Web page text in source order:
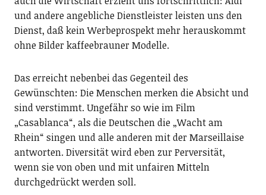
und andere angebliche Dienstleister leisten uns den
Dienst, daß kein Werbeprospekt mehr herauskommt
ohne Bilder kaffeebrauner Modelle.
Das erreicht nebenbei das Gegenteil des
Gewünschten: Die Menschen merken die Absicht und
sind verstimmt. Ungefähr so wie im Film
„Casablanca“, als die Deutschen die „Wacht am
Rhein“ singen und alle anderen mit der Marseillaise
antworten. Diversität wird eben zur Perversität,
wenn sie von oben und mit unfairen Mitteln
durchgedrückt werden soll.